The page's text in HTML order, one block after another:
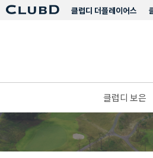
클럽디 더플레이어스
클럽디 보은